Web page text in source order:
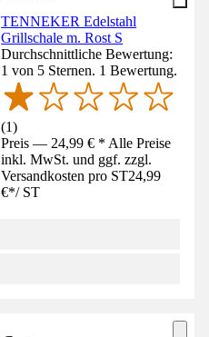
TENNEKER Edelstahl
Grillschale m. Rost S
Durchschnittliche Bewertung:
1 von 5 Sternen. 1 Bewertung.
(1)
Preis — 24,99 € * Alle Preise
inkl. MwSt. und ggf. zzgl.
Versandkosten pro ST24,99
€*/ ST